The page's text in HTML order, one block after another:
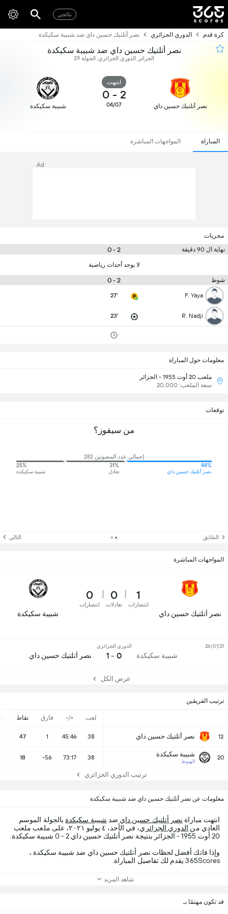
نتائجي
كرة قدم الدوري الجزائري نصر أتلتيك حسين داي ضد شبيبة سكيكدة
نصر أتلتيك حسين داي ضد شبيبة سكيكدة
الجزائر, الدوري الجزائري, الجولة 29
نصر أتلتيك حسين داي
انتهت
2
-
0
04/07 شبيبة سكيكدة
المباراة المواجهات المباشرة
Ad
مجريات
نهاية ال 90 دقيقة
2 - 0
لا يوجد أحداث رياضية
شوط 2 - 0
F. Yaya
27'
R. Nadji
23'
ترتيب الفريقين
لعب +/- فارق نقاط
12 نصر أتلتيك حسين داي 38
45:46
1
47
20 شبيبة سكيكدة
الهبوط
38
73:17
-56
18
ترتيب الدوري الجزائري
معلومات حول المباراة
ملعب 20 أوت 1955 - الجزائر
سعة الملعب: 20,000
توقعات
من سيفوز؟
إجمالي عدد المصوتين 282
44%
نصر أتلتيك حسين داي
31%
تعادل
25%
شبيبة سكيكدة
السّابق التالي
المواجهات المباشرة
نصر أتلتيك حسين داي
1
انتصارات
0
تعادلات
0
انتصارات
شبيبة سكيكدة
شبيبة سكيكدة
الدوري الجزائري
0 - 1 نصر أتلتيك حسين داي
26/01/21
عرض الكل
معلومات عن نصر أتلتيك حسين داي ضد شبيبة سكيكدة
انتهت مباراة نصر أتلتيك حسين داي ضد شبيبة سكيكدة بالجولة الموسم
العادي من الدوري الجزائري
، في الأحد، ٤ يوليو ٢٠٢١، على ملعب ملعب
20 أوت 1955 - الجزائر بنتيجة نصر أتلتيك حسين داي 2 - 0 شبيبة سكيكدة.
وإذا فاتك أفضل لحظات نصر أتلتيك حسين داي ضد شبيبة سكيكدة ،
365Scores يقدم لك تفاصيل المباراة.
شاهد المزيد
قد تكون مهتمًا بـ